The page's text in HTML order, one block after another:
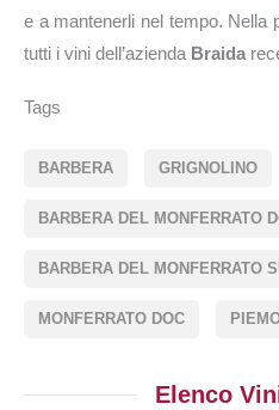
e a mantenerli nel tempo. Nella
tutti i vini dell’azienda Braida
Tags
BARBERA GRIGNOLINO
BARBERA DEL MONFERRATO
BARBERA DEL MONFERRATO
MONFERRATO DOC
Elenco